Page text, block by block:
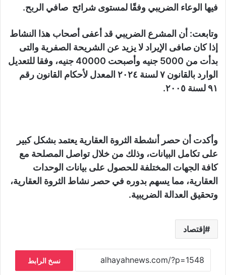
فيها الوعاء الضريبي وفقًا لمستوى شرائح صافي الربح.
وتابعت: أن المشرع الضريبي قد أعفى أصحاب هذا النشاط
إذا كان صافى الإيراد لا يزيد عن الشريحة الصفرية والتى
بدأت من 5000 جنيه وأصبحت 40000 جنيه، وفقا للتعديل
الوارد بالقانون ٧ لسنة ٢٠٢٤ المعدل لأحكام القانون رقم
٩١ لسنة ٢٠٠٥.
وأكدت أن حصر أنشطة الثروة العقارية يعتمد بشكل كبير
على تكامل البيانات، وذلك من خلال تواصل المصلحة مع
كافة الجهات المختلفة للحصول على بيانات الوحدات
العقارية، مما يسهم بدوره في حصر نشاط الثروة العقارية،
وتحقيق العدالة الضريبية.
إقتصاد
نسخ الرابط